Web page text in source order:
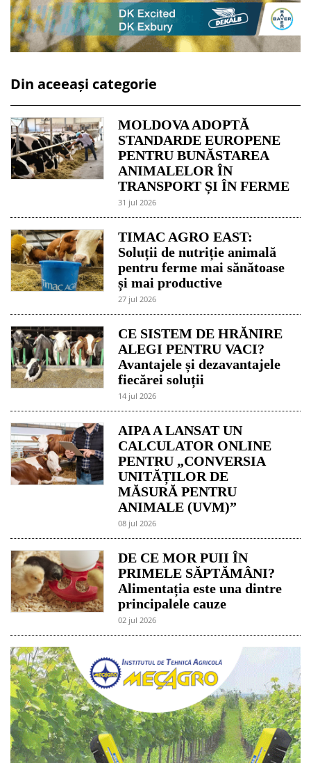
Din aceeași categorie
MOLDOVA ADOPTĂ
STANDARDE EUROPENE
PENTRU BUNĂSTAREA
ANIMALELOR ÎN
TRANSPORT ȘI ÎN FERME
31 jul 2026
TIMAC AGRO EAST:
Soluții de nutriție animală
pentru ferme mai sănătoase
și mai productive
27 jul 2026
CE SISTEM DE HRĂNIRE
ALEGI PENTRU VACI?
Avantajele și dezavantajele
fiecărei soluții
14 jul 2026
AIPA A LANSAT UN
CALCULATOR ONLINE
PENTRU „CONVERSIA
UNITĂȚILOR DE
MĂSURĂ PENTRU
ANIMALE (UVM)”
08 jul 2026
DE CE MOR PUII ÎN
PRIMELE SĂPTĂMÂNI?
Alimentația este una dintre
principalele cauze
02 jul 2026